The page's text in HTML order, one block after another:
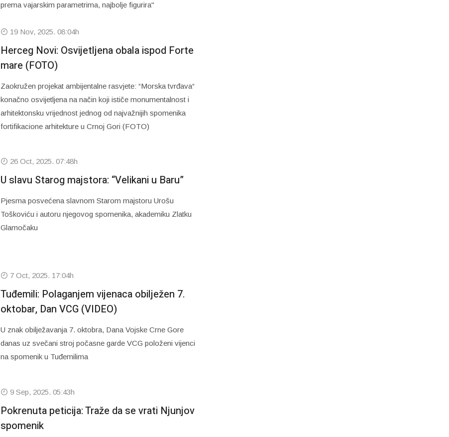
prema vajarskim parametrima, najbolje figurira"
19 Nov, 2025. 08:04h
Herceg Novi: Osvijetljena obala ispod Forte
mare (FOTO)
Zaokružen projekat ambijentalne rasvjete: “Morska tvrđava“
konačno osvijetljena na način koji ističe monumentalnost i
arhitektonsku vrijednost jednog od najvažnijih spomenika
fortifikacione arhitekture u Crnoj Gori (FOTO)
26 Oct, 2025. 07:48h
U slavu Starog majstora: “Velikani u Baru”
Pjesma posvećena slavnom Starom majstoru Urošu
Toškoviću i autoru njegovog spomenika, akademiku Zlatku
Glamočaku
7 Oct, 2025. 17:04h
Tuđemili: Polaganjem vijenaca obilježen 7.
oktobar, Dan VCG (VIDEO)
U znak obilježavanja 7. oktobra, Dana Vojske Crne Gore
danas uz svečani stroj počasne garde VCG položeni vijenci
na spomenik u Tuđemilima
9 Sep, 2025. 05:43h
Pokrenuta peticija: Traže da se vrati Njunjov
spomenik